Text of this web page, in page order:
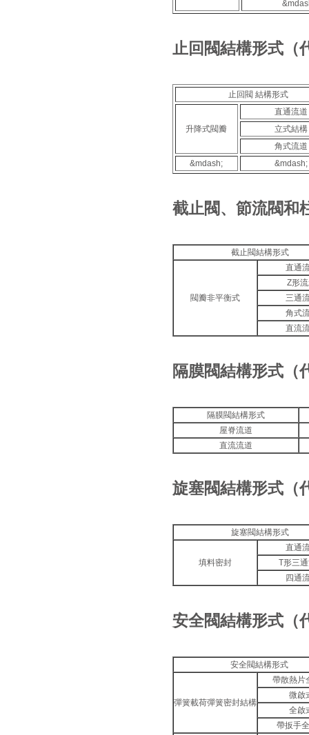
止回閥結構形式（
止回閥 結構形式
升降式閥瓣
直通流道
立式結構
角式流道
&mdash;
&mdash;
截止閥、節流閥和
截止閥結構形式
閥瓣非平衡式
直通
Z形
三通
角式
直流
隔膜閥結構形式（
隔膜閥結構形式
屋脊流道
直流流道
旋塞閥結構形式（
旋塞閥結構形式
填料密封
直通
T形三
四通
安全閥結構形式（
安全閥結構形式
彈簧載荷彈簧密封結構
帶散熱片
微啟
全啟
帶扳手